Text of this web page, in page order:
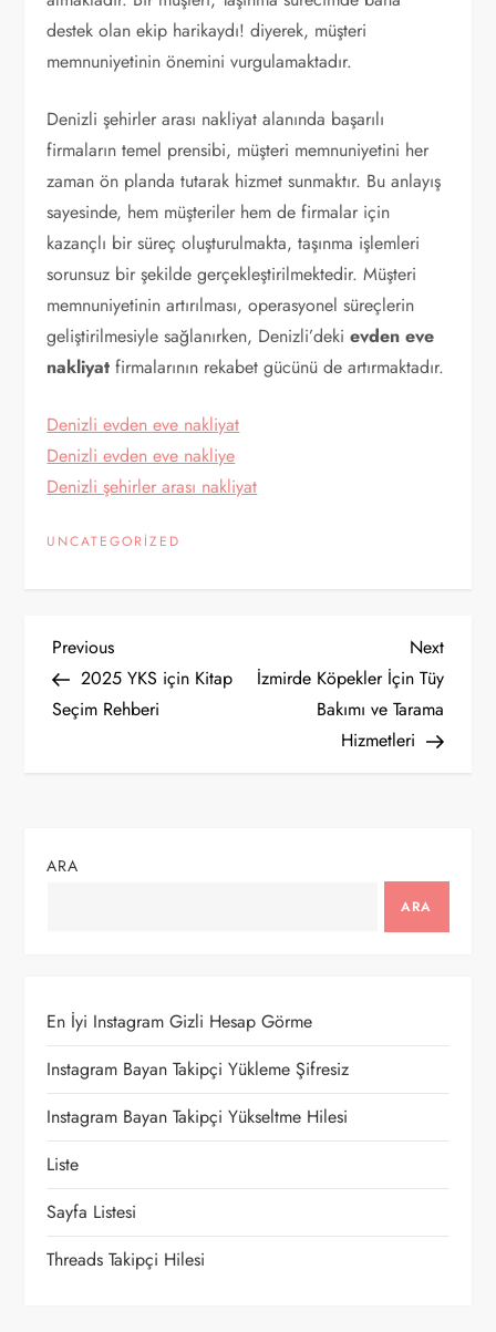
destek olan ekip harikaydı! diyerek, müşteri
memnuniyetinin önemini vurgulamaktadır.
Denizli şehirler arası nakliyat alanında başarılı
firmaların temel prensibi, müşteri memnuniyetini her
zaman ön planda tutarak hizmet sunmaktır. Bu anlayış
sayesinde, hem müşteriler hem de firmalar için
kazançlı bir süreç oluşturulmakta, taşınma işlemleri
sorunsuz bir şekilde gerçekleştirilmektedir. Müşteri
memnuniyetinin artırılması, operasyonel süreçlerin
geliştirilmesiyle sağlanırken, Denizli’dekievden eve
nakliyat firmalarının rekabet gücünü de artırmaktadır.
Denizli evden eve nakliyat
Denizli evden eve nakliye
Denizli şehirler arası nakliyat
UNCATEGORIZED
Y
a
g
i
n
m
e
s
i
Previous
Post
Previous
2025 YKS için Kitap
Seçim Rehberi
Next
Post
Next
İzmirde Köpekler İçin Tüy
Bakımı ve Tarama
Hizmetleri
ARA
ARA
En İyi Instagram Gizli Hesap Görme
Instagram Bayan Takipçi Yükleme Şifresiz
Instagram Bayan Takipçi Yükseltme Hilesi
Liste
Sayfa Listesi
Threads Takipçi Hilesi